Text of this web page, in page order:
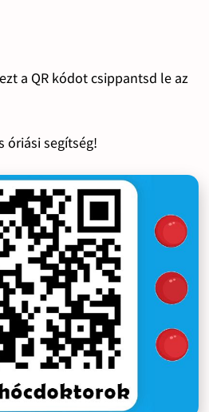
a QR kódot csippantsd le az
óriási segítség!